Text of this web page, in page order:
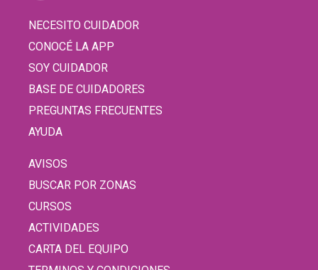
NECESITO CUIDADOR
CONOCÉ LA APP
SOY CUIDADOR
BASE DE CUIDADORES
PREGUNTAS FRECUENTES
AYUDA
AVISOS
BUSCAR POR ZONAS
CURSOS
ACTIVIDADES
CARTA DEL EQUIPO